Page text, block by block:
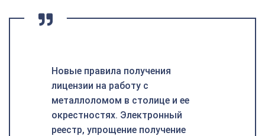
Новые правила получения
лицензии на работу с
металлоломом в столице и ее
окрестностях. Электронный
реестр, упрощение получение